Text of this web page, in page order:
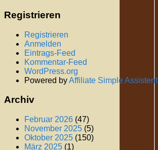
Registrieren
Registrieren
Anmelden
Eintrags-Feed
Kommentar-Feed
WordPress.org
Powered byAffiliate Simple Assistent
Archiv
Februar 2026 (47)
November 2025 (5)
Oktober 2025 (150)
März 2025 (1)